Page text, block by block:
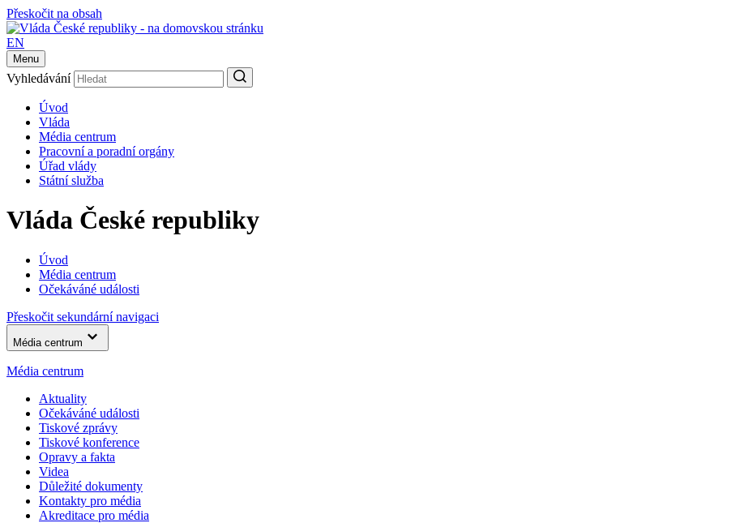
Přeskočit na obsah
EN
Menu
Vyhledávání
Úvod
Vláda
Média centrum
Pracovní a poradní orgány
Úřad vlády
Státní služba
Vláda České republiky
Úvod
Média centrum
Očekáváné události
Přeskočit sekundární navigaci
Média centrum
Média centrum
Aktuality
Očekáváné události
Tiskové zprávy
Tiskové konference
Opravy a fakta
Videa
Důležité dokumenty
Kontakty pro média
Akreditace pro média